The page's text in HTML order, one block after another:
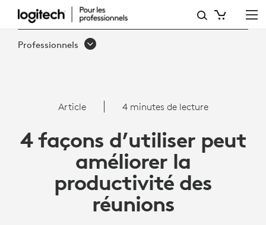
FAÇONS
SERVICES
INFORMATIQUES
PEUVENT
AMÉLIORER
PRODUCTIVITÉ
Professionnels
Article 4 minutes de lecture
4 façons d’utiliser peut
améliorer la
productivité des
réunions